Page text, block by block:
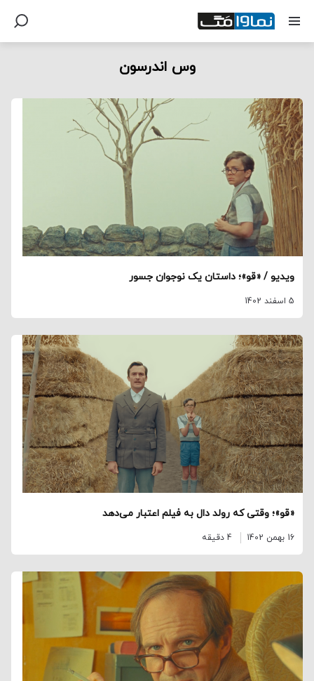
وس اندرسون
ویدیو / «قو»؛ داستان یک نوجوان‌ جسور
5 اسفند 1402
«قو»؛ وقتی که رولد دال به فیلم اعتبار می‌دهد
16 بهمن 1402 4 دقیقه